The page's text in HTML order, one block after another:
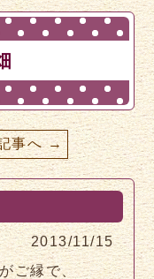
事へ →
2013/11/15
ご縁で、